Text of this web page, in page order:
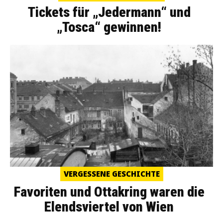
Tickets für „Jedermann“ und
„Tosca“ gewinnen!
VERGESSENE GESCHICHTE
Favoriten und Ottakring waren die
Elendsviertel von Wien